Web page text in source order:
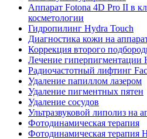
Аппарат Fotona 4D Pro II в
косметологии
Гидропилинг Hydra Touch
Диагностика кожи на
Коррекция второго
Лечение гиперпигментации
Радиочастотный лифтинг
Удаление папиллом лазером
Удаление пигментных пятен
Удаление сосудов
Ультразвуковой липолиз на
Фотодинамическая терапия
Фотодинамическая терапия